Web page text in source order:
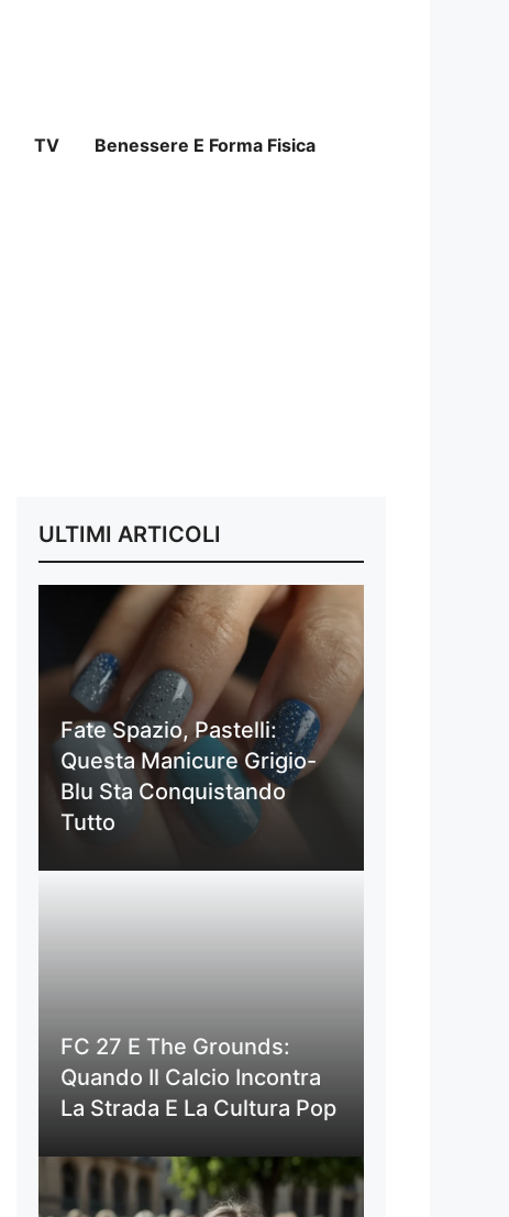
TV Benessere E Forma Fisica
ULTIMI ARTICOLI
Fate Spazio, Pastelli:
Questa Manicure Grigio-
Blu Sta Conquistando
Tutto
FC 27 E The Grounds:
Quando Il Calcio Incontra
La Strada E La Cultura Pop